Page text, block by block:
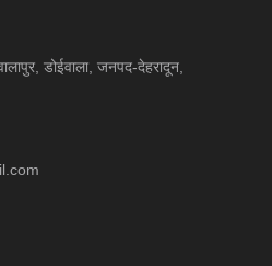
डोईवाला, जनपद-देहरादून,